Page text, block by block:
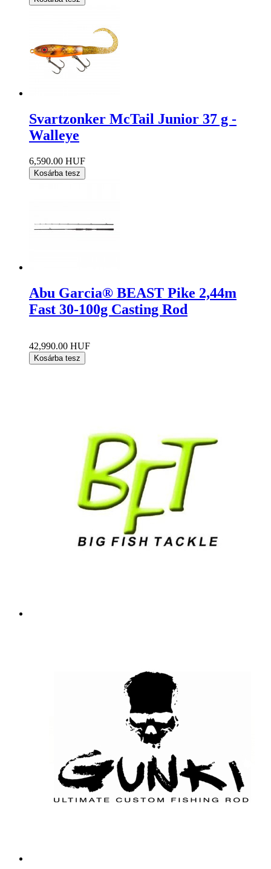
Svartzonker McTail Junior 37 g -
Walleye
6,590.00 HUF
Kosárba tesz
Abu Garcia® BEAST Pike 2,44m
Fast 30-100g Casting Rod
42,990.00 HUF
Kosárba tesz